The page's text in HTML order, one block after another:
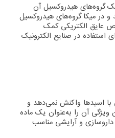
گروه‌های هیدروکسیل آن
در میکا گروه‌های هیدروکسیل
عایق الکتریکی کمک
استفاده در صنایع الکترونیک
با اسیدها واکنش نمی‌دهد و
ویژگی آن را به‌عنوان یک ماده
داروسازی و آرایشی مناسب